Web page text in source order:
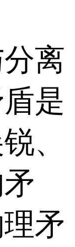
离
是
、
矛